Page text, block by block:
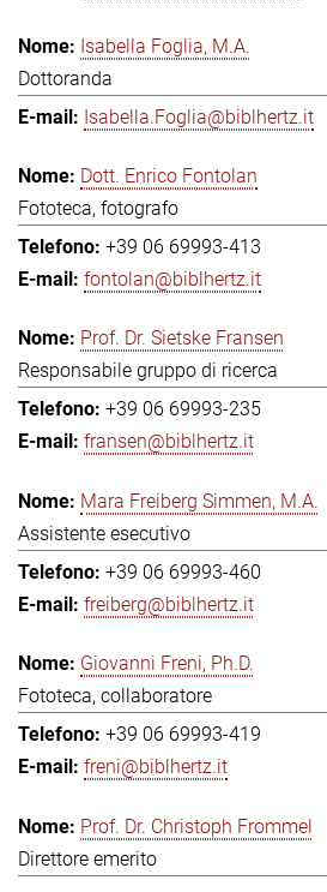
Isabella Foglia, M.A.
Dottoranda
Isabella.Foglia@biblhertz.it
Dott. Enrico Fontolan
Fototeca, fotografo
+39 06 69993-413
fontolan@biblhertz.it
Prof. Dr. Sietske Fransen
Responsabile gruppo di ricerca
+39 06 69993-235
fransen@biblhertz.it
Mara Freiberg Simmen, M.A.
Assistente esecutivo
+39 06 69993-460
freiberg@biblhertz.it
Giovanni Freni, Ph.D.
Fototeca, collaboratore
+39 06 69993-419
freni@biblhertz.it
Prof. Dr. Christoph Frommel
Direttore emerito